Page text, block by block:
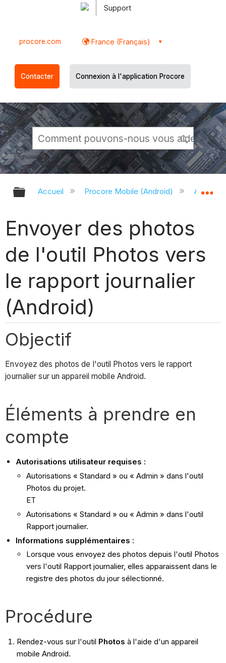
Support
procore.com France (Français)
Contacter Connexion à l'application Procore
Développer/réduire la hiérarchie
Accueil Procore Mobile (Android)
Envoyer des photos
de l'outil Photos vers
le rapport journalier
(Android)
Objectif
Envoyez des photos de l'outil Photos vers le rapport
journalier sur un appareil mobile Android.
Éléments à prendre en
compte
Autorisations utilisateur requises :
Autorisations « Standard » ou « Admin » dans l'outil
Photos du projet.
ET
Autorisations « Standard » ou « Admin » dans l'outil
Rapport journalier.
Informations supplémentaires :
Lorsque vous envoyez des photos depuis l'outil Photos
vers l'outil Rapport journalier, elles apparaissent dans le
registre des photos du jour sélectionné.
Procédure
Rendez-vous sur l'outil Photos à l'aide d'un appareil
mobile Android.